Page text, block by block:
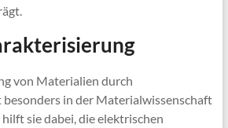
von Materialien durch
besonders in der Materialwissenschaft
sie dabei, die elektrischen